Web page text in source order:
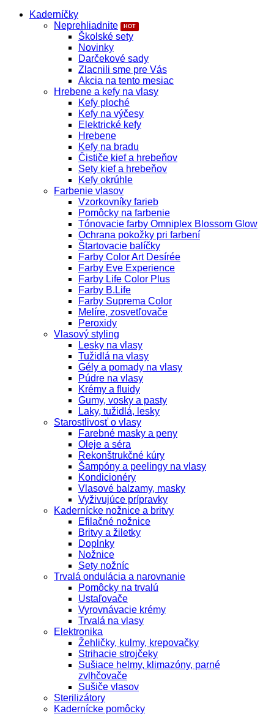
Kaderníčky
Neprehliadnite
Školské sety
Novinky
Darčekové sady
Zlacnili sme pre Vás
Akcia na tento mesiac
Hrebene a kefy na vlasy
Kefy ploché
Kefy na výčesy
Elektrické kefy
Hrebene
Kefy na bradu
Čističe kief a hrebeňov
Sety kief a hrebeňov
Kefy okrúhle
Farbenie vlasov
Vzorkovníky farieb
Pomôcky na farbenie
Tónovacie farby Omniplex Blossom Glow
Ochrana pokožky pri farbení
Štartovacie balíčky
Farby Color Art Desírée
Farby Eve Experience
Farby Life Color Plus
Farby B.Life
Farby Suprema Color
Melíre, zosvetľovače
Peroxidy
Vlasový styling
Lesky na vlasy
Tužidlá na vlasy
Gély a pomady na vlasy
Púdre na vlasy
Krémy a fluidy
Gumy, vosky a pasty
Laky, tužidlá, lesky
Starostlivosť o vlasy
Farebné masky a peny
Oleje a séra
Rekonštrukčné kúry
Šampóny a peelingy na vlasy
Kondicionéry
Vlasové balzamy, masky
Vyživujúce prípravky
Kadernícke nožnice a britvy
Efilačné nožnice
Britvy a žiletky
Doplnky
Nožnice
Sety nožníc
Trvalá ondulácia a narovnanie
Pomôcky na trvalú
Ustaľovače
Vyrovnávacie krémy
Trvalá na vlasy
Elektronika
Žehličky, kulmy, krepovačky
Strihacie strojčeky
Sušiace helmy, klimazóny, parné
zvlhčovače
Sušiče vlasov
Sterilizátory
Kadernícke pomôcky